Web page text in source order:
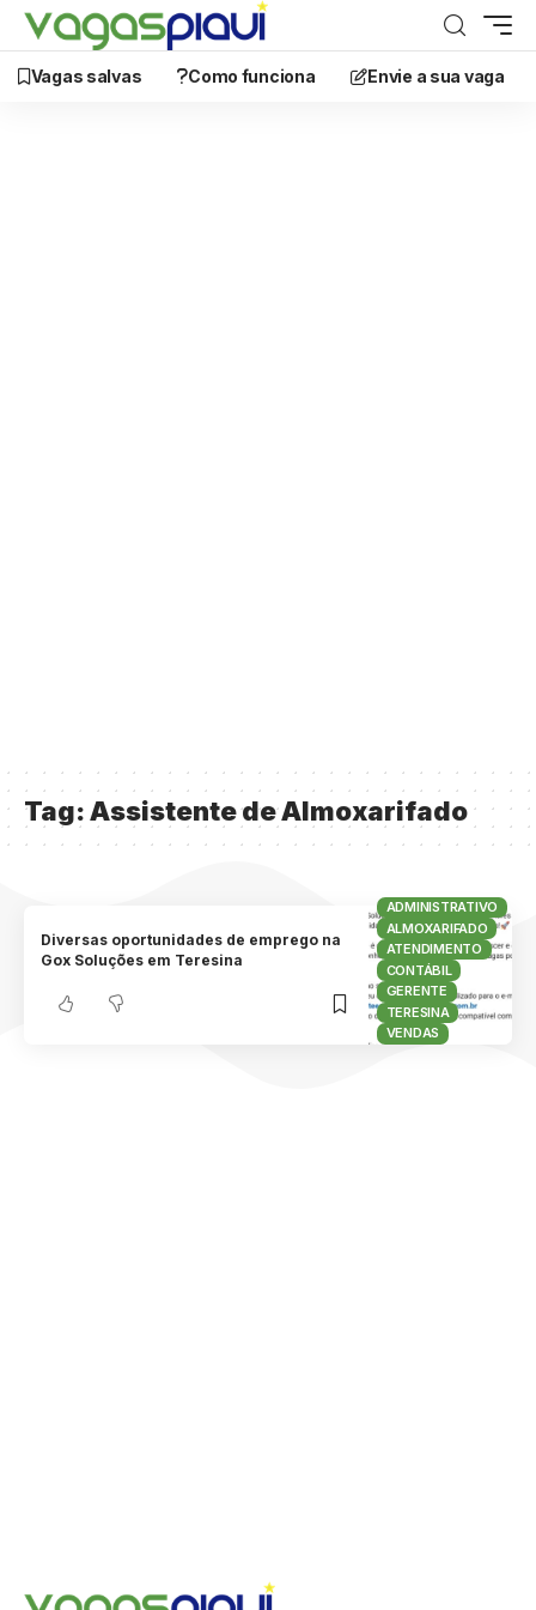
Vagas salvas Como funciona Envie a sua vaga
Tag:Assistente de Almoxarifado
ADMINISTRATIVO
ALMOXARIFADO
ATENDIMENTO
CONTÁBIL
GERENTE
TERESINA
VENDAS
Diversas oportunidades de emprego na
Gox Soluções em Teresina